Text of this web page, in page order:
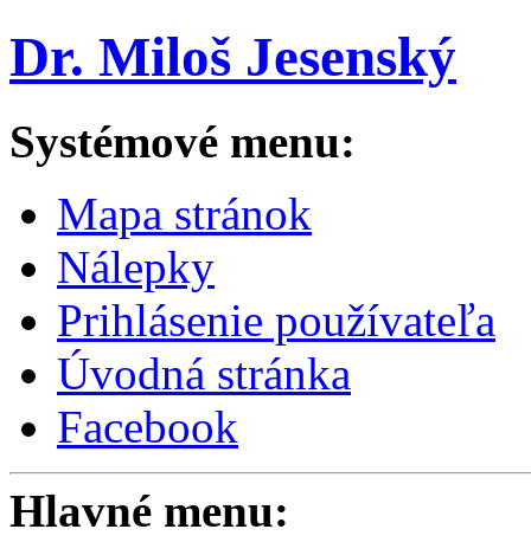
Dr. Miloš Jesenský
Systémové menu:
Mapa stránok
Nálepky
Prihlásenie používateľa
Úvodná stránka
Facebook
Hlavné menu: